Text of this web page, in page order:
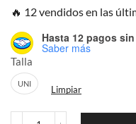
🔥 12 vendidos en las
Hasta 12 pagos
Saber más
Talla
UNI Limpiar